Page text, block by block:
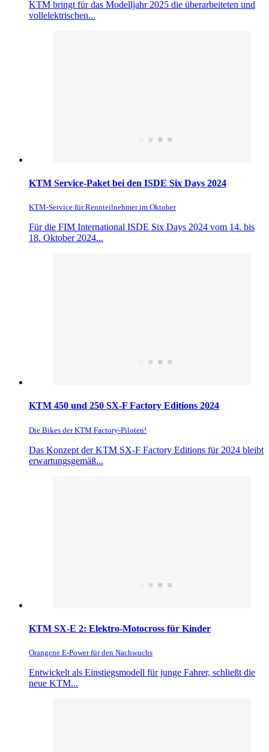
KTM bringt für das Modelljahr 2025 die überarbeiteten und
vollelektrischen...
KTM Service-Paket bei den ISDE Six Days 2024
KTM-Service für Rennteilnehmer im Oktober
Für die FIM International ISDE Six Days 2024 vom 14. bis
18. Oktober 2024...
KTM 450 und 250 SX-F Factory Editions 2024
Die Bikes der KTM Factory-Piloten!
Das Konzept der KTM SX-F Factory Editions für 2024 bleibt
erwartungsgemäß...
KTM SX-E 2: Elektro-Motocross für Kinder
Orangene E-Power für den Nachwuchs
Entwickelt als Einstiegsmodell für junge Fahrer, schließt die
neue KTM...